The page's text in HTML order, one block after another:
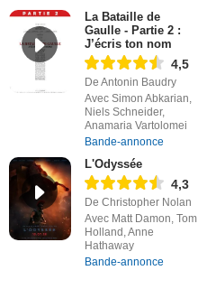
La Bataille de
Gaulle - Partie 2 :
J’écris ton nom
4,5
De Antonin Baudry
Avec Simon Abkarian,
Niels Schneider,
Anamaria Vartolomei
Bande-annonce
L'Odyssée
4,3
De Christopher Nolan
Avec Matt Damon, Tom
Holland, Anne
Hathaway
Bande-annonce